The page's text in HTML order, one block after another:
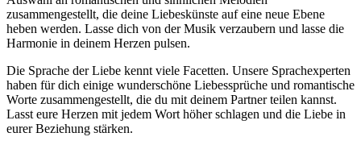
zusammengestellt, die deine Liebeskünste auf eine neue Ebene
heben werden. Lasse dich von der Musik verzaubern und lasse die
Harmonie in deinem Herzen pulsen.
Die Sprache der Liebe kennt viele Facetten. Unsere Sprachexperten
haben für dich einige wunderschöne Liebessprüche und romantische
Worte zusammengestellt, die du mit deinem Partner teilen kannst.
Lasst eure Herzen mit jedem Wort höher schlagen und die Liebe in
eurer Beziehung stärken.